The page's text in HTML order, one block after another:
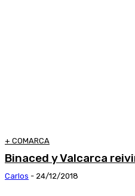
+ COMARCA
Binaced y Valcarca
Carlos - 24/12/2018